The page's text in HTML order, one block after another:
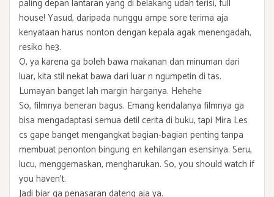
paling depan lantaran yang di belakang udah terisi, full
house! Yasud, daripada nunggu ampe sore terima aja
kenyataan harus nonton dengan kepala agak menengadah,
resiko he3.
O, ya karena ga boleh bawa makanan dan minuman dari
luar, kita stil nekat bawa dari luar n ngumpetin di tas.
Lumayan banget lah margin harganya. Hehehe
So, filmnya beneran bagus. Emang kendalanya filmnya ga
bisa mengadaptasi semua detil cerita di buku, tapi Mira Les
cs gape banget mengangkat bagian-bagian penting tanpa
membuat penonton bingung en kehilangan esensinya. Seru,
lucu, menggemaskan, mengharukan. So, you should watch if
you haven't.
Jadi biar ga penasaran dateng aja ya.